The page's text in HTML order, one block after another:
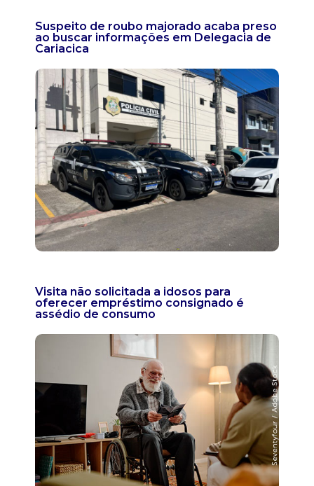
Suspeito de roubo majorado acaba preso
ao buscar informações em Delegacia de
Cariacica
Visita não solicitada a idosos para
oferecer empréstimo consignado é
assédio de consumo